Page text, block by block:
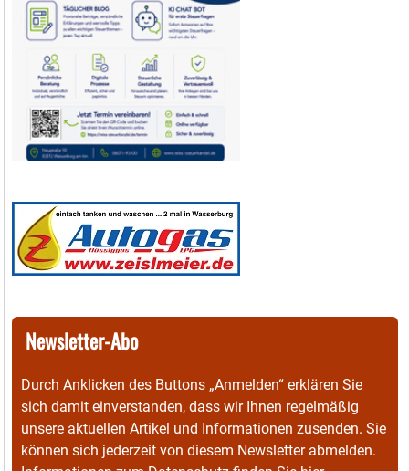
Newsletter-Abo
Durch Anklicken des Buttons „Anmelden“ erklären Sie
sich damit einverstanden, dass wir Ihnen regelmäßig
unsere aktuellen Artikel und Informationen zusenden. Sie
können sich jederzeit von diesem Newsletter abmelden.